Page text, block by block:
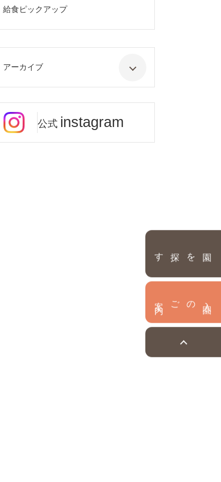
園を探す
給食ピックアップ
アーカイブ
公式 instagram